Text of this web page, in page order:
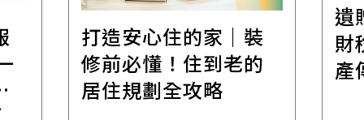
打造安心住的家｜裝
修前必懂！住到老的
居住規劃全攻略
遺
財
產